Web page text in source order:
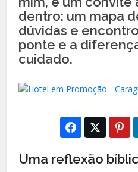
dentro: um mapa
dúvidas e
ponte e a
cuidado.
Uma reflexão